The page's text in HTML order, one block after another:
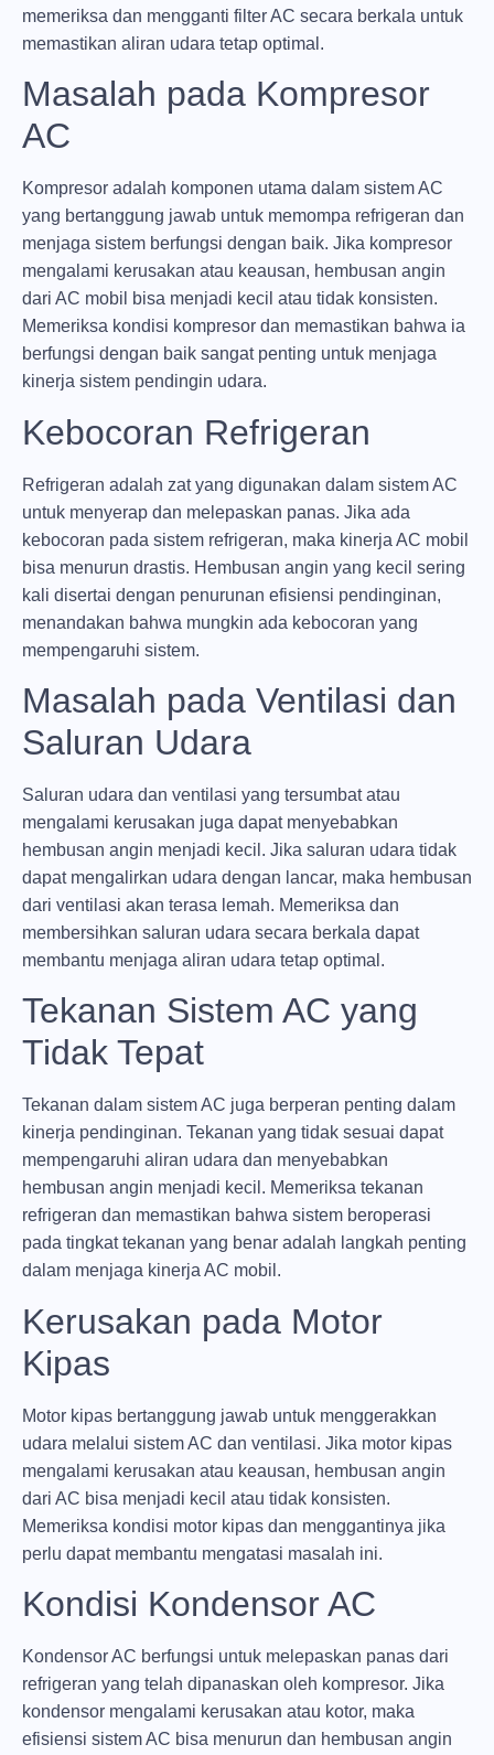
memeriksa dan mengganti filter AC secara berkala untuk
memastikan aliran udara tetap optimal.
Masalah pada Kompresor
AC
Kompresor adalah komponen utama dalam sistem AC
yang bertanggung jawab untuk memompa refrigeran dan
menjaga sistem berfungsi dengan baik. Jika kompresor
mengalami kerusakan atau keausan, hembusan angin
dari AC mobil bisa menjadi kecil atau tidak konsisten.
Memeriksa kondisi kompresor dan memastikan bahwa ia
berfungsi dengan baik sangat penting untuk menjaga
kinerja sistem pendingin udara.
Kebocoran Refrigeran
Refrigeran adalah zat yang digunakan dalam sistem AC
untuk menyerap dan melepaskan panas. Jika ada
kebocoran pada sistem refrigeran, maka kinerja AC mobil
bisa menurun drastis. Hembusan angin yang kecil sering
kali disertai dengan penurunan efisiensi pendinginan,
menandakan bahwa mungkin ada kebocoran yang
mempengaruhi sistem.
Masalah pada Ventilasi dan
Saluran Udara
Saluran udara dan ventilasi yang tersumbat atau
mengalami kerusakan juga dapat menyebabkan
hembusan angin menjadi kecil. Jika saluran udara tidak
dapat mengalirkan udara dengan lancar, maka hembusan
dari ventilasi akan terasa lemah. Memeriksa dan
membersihkan saluran udara secara berkala dapat
membantu menjaga aliran udara tetap optimal.
Tekanan Sistem AC yang
Tidak Tepat
Tekanan dalam sistem AC juga berperan penting dalam
kinerja pendinginan. Tekanan yang tidak sesuai dapat
mempengaruhi aliran udara dan menyebabkan
hembusan angin menjadi kecil. Memeriksa tekanan
refrigeran dan memastikan bahwa sistem beroperasi
pada tingkat tekanan yang benar adalah langkah penting
dalam menjaga kinerja AC mobil.
Kerusakan pada Motor
Kipas
Motor kipas bertanggung jawab untuk menggerakkan
udara melalui sistem AC dan ventilasi. Jika motor kipas
mengalami kerusakan atau keausan, hembusan angin
dari AC bisa menjadi kecil atau tidak konsisten.
Memeriksa kondisi motor kipas dan menggantinya jika
perlu dapat membantu mengatasi masalah ini.
Kondisi Kondensor AC
Kondensor AC berfungsi untuk melepaskan panas dari
refrigeran yang telah dipanaskan oleh kompresor. Jika
kondensor mengalami kerusakan atau kotor, maka
efisiensi sistem AC bisa menurun dan hembusan angin